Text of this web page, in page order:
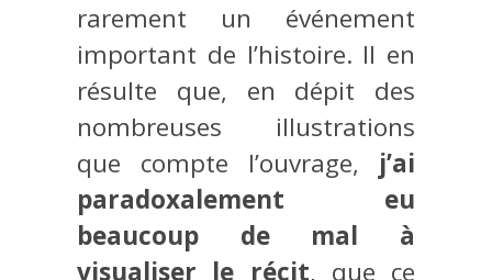
rarement un événement
important de l’histoire. Il en
résulte que, en dépit des
nombreuses illustrations
que compte l’ouvrage, j’ai
paradoxalement eu
beaucoup de mal à
visualiser le récit, que ce